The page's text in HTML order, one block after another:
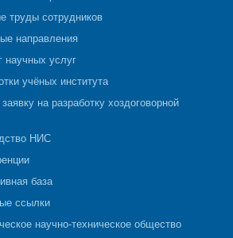
труды сотрудников
направления
научных услуг
учёных института
на разработку хоздоговорной
НИС
база
ссылки
научно-техническое общество